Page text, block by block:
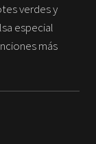
verdes y
especial
más